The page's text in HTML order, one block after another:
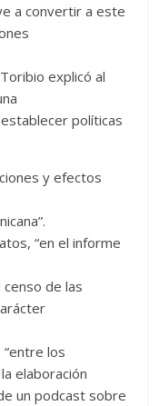
a convertir a este
explicó al
políticas
y efectos
“en el informe
de las
los
elaboración
un podcast sobre